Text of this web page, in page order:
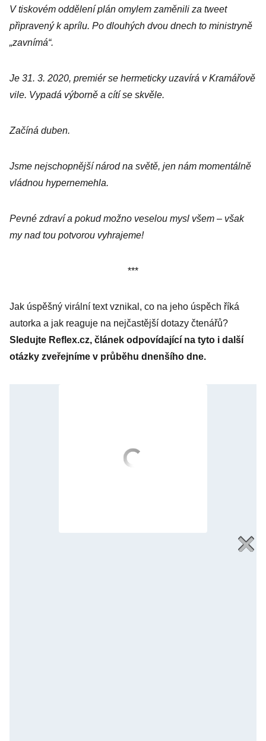
V tiskovém oddělení plán omylem zaměnili za tweet
připravený k aprílu. Po dlouhých dvou dnech to ministryně
„zavnímá“.
Je 31. 3. 2020, premiér se hermeticky uzavírá v Kramářově
vile. Vypadá výborně a cítí se skvěle.
Začíná duben.
Jsme nejschopnější národ na světě, jen nám momentálně
vládnou hypernemehla.
Pevné zdraví a pokud možno veselou mysl všem – však
my nad tou potvorou vyhrajeme!
***
Jak úspěšný virální text vznikal, co na jeho úspěch říká
autorka a jak reaguje na nejčastější dotazy čtenářů?
Sledujte Reflex.cz, článek odpovídající na tyto i další
otázky zveřejníme v průběhu dnenšího dne.